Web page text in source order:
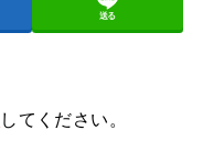
送る
してください。